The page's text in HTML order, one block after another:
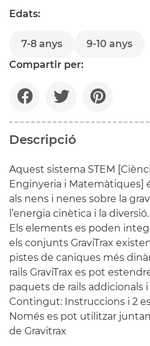
Edats:
7-8 anys
9-10 anys
Compartir per:
Descripció
Aquest sistema STEM
Enginyeria i Matemàtiques]
als nens i nenes sobre la
l’energia cinètica i la diversió.
Els elements es poden
els conjunts GraviTrax
pistes de caniques més
rails GraviTrax es pot
paquets de rails addicionals
Contingut: Instruccions i 2
Només es pot utilitzar
de Gravitrax